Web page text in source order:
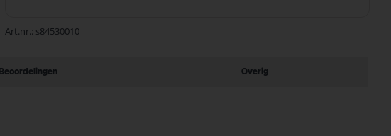
Art.nr. s84530010
Beoordelingen Overig